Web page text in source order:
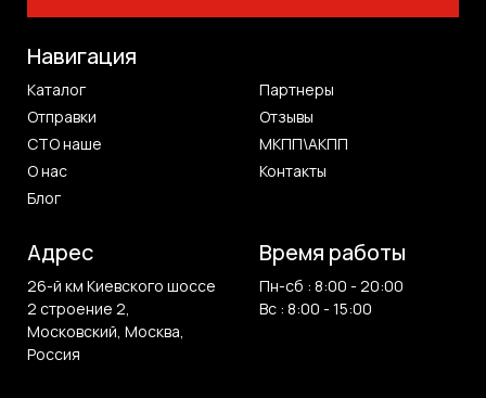
Навигация
Каталог
Партнеры
Отправки
Отзывы
СТО наше
МКПП\АКПП
О нас
Контакты
Блог
Адрес
26-й км Киевского шоссе
2 строение 2,
Московский, Москва,
Россия
Время работы
Пн-сб : 8:00 - 20:00
Вс : 8:00 - 15:00